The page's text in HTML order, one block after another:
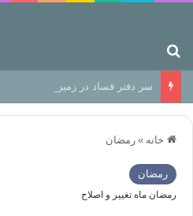
سر دفتر فساد در زمین‌، دوری
خانه » رمضان
رمضان
رمضان ماه تغییر و اصلاح